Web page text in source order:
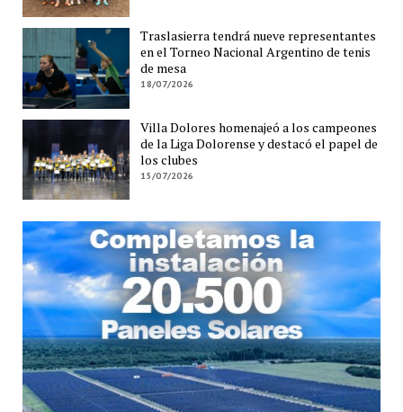
Traslasierra tendrá nueve representantes
en el Torneo Nacional Argentino de tenis
de mesa
18/07/2026
Villa Dolores homenajeó a los campeones
de la Liga Dolorense y destacó el papel de
los clubes
15/07/2026